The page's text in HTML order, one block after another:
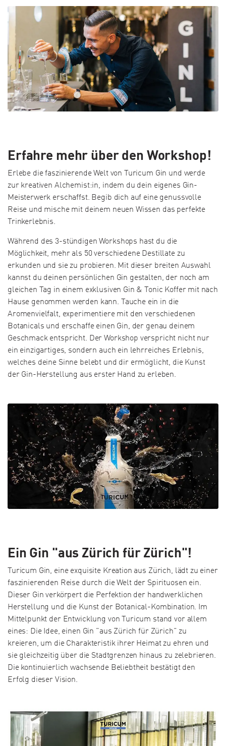
Erfahre mehr über den Workshop!
Erlebe die faszinierende Welt von Turicum Gin und werde
zur kreativen Alchemist:in, indem du dein eigenes Gin-
Meisterwerk erschaffst. Begib dich auf eine genussvolle
Reise und mische mit deinem neuen Wissen das perfekte
Trinkerlebnis.
Während des 3-stündigen Workshops hast du die
Möglichkeit, mehr als 50 verschiedene Destillate zu
erkunden und sie zu probieren. Mit dieser breiten Auswahl
kannst du deinen persönlichen Gin gestalten, der noch am
gleichen Tag in einem exklusiven Gin & Tonic Koffer mit nach
Hause genommen werden kann. Tauche ein in die
Aromenvielfalt, experimentiere mit den verschiedenen
Botanicals und erschaffe einen Gin, der genau deinem
Geschmack entspricht. Der Workshop verspricht nicht nur
ein einzigartiges, sondern auch ein lehrreiches Erlebnis,
welches deine Sinne belebt und dir ermöglicht, die Kunst
der Gin-Herstellung aus erster Hand zu erleben.
Ein Gin "aus Zürich für Zürich"!
Turicum Gin, eine exquisite Kreation aus Zürich, lädt zu einer
faszinierenden Reise durch die Welt der Spirituosen ein.
Dieser Gin verkörpert die Perfektion der handwerklichen
Herstellung und die Kunst der Botanical-Kombination. Im
Mittelpunkt der Entwicklung von Turicum stand vor allem
eines: Die Idee, einen Gin "aus Zürich für Zürich" zu
kreieren, um die Charakteristik ihrer Heimat zu ehren und
sie gleichzeitig über die Stadtgrenzen hinaus zu zelebrieren.
Die kontinuierlich wachsende Beliebtheit bestätigt den
Erfolg dieser Vision.